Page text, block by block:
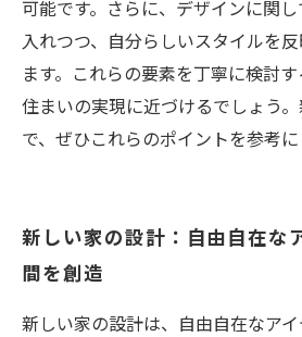
可能です。さらに、デザインに関
入れつつ、自分らしいスタイルを
ます。これらの要素を丁寧に検討
住まいの実現に近づけるでしょう
で、ぜひこれらのポイントを参考に
新しい家の設計：自由自在な
間を創造
新しい家の設計は、自由自在なア